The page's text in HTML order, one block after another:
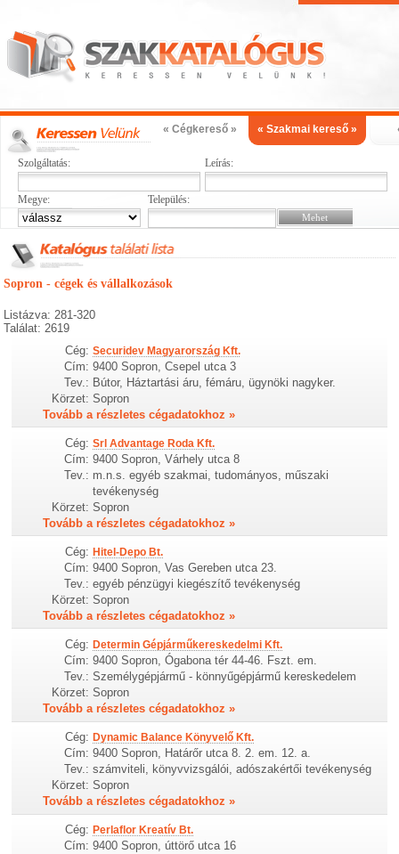
« Cégkereső » « Szakmai kereső »
Szolgáltatás: Leírás:
Megye: Település:
Sopron - cégek és vállalkozások
Listázva: 281-320
Találat: 2619
Cég: Securidev Magyarország Kft.
Cím: 9400 Sopron, Csepel utca 3
Tev.: Bútor, Háztartási áru, fémáru, ügynöki nagyker.
Körzet: Sopron
Tovább a részletes cégadatokhoz »
Cég: Srl Advantage Roda Kft.
Cím: 9400 Sopron, Várhely utca 8
Tev.: m.n.s. egyéb szakmai, tudományos, műszaki
tevékenység
Körzet: Sopron
Tovább a részletes cégadatokhoz »
Cég: Hitel-Depo Bt.
Cím: 9400 Sopron, Vas Gereben utca 23.
Tev.: egyéb pénzügyi kiegészítő tevékenység
Körzet: Sopron
Tovább a részletes cégadatokhoz »
Cég: Determin Gépjárműkereskedelmi Kft.
Cím: 9400 Sopron, Ógabona tér 44-46. Fszt. em.
Tev.: Személygépjármű - könnyűgépjármű kereskedelem
Körzet: Sopron
Tovább a részletes cégadatokhoz »
Cég: Dynamic Balance Könyvelő Kft.
Cím: 9400 Sopron, Határőr utca 8. 2. em. 12. a.
Tev.: számviteli, könyvvizsgálói, adószakértői tevékenység
Körzet: Sopron
Tovább a részletes cégadatokhoz »
Cég: Perlaflor Kreatív Bt.
Cím: 9400 Sopron, úttörő utca 16